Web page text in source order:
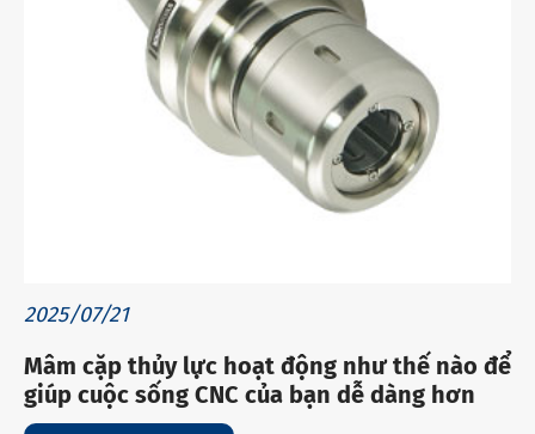
2025/07/21
Mâm cặp thủy lực hoạt động như thế nào để
giúp cuộc sống CNC của bạn dễ dàng hơn